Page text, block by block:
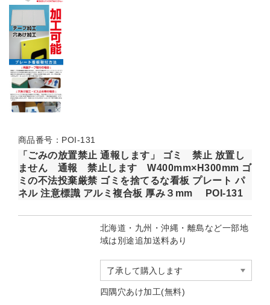
商品番号：POI-131
「ごみの放置禁止 通報します」 ゴミ 禁止 放置し
ません 通報 禁止します W400mm×H300mm ゴ
ミの不法投棄厳禁 ゴミを捨てるな看板 プレート パ
ネル 注意標識 アルミ複合板 厚み３mm POI-131
北海道・九州・沖縄・離島など一部地
域は別途追加送料あり
四隅穴あけ加工(無料)